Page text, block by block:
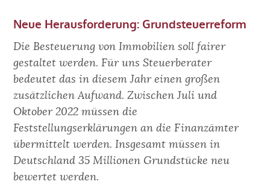
Neue Herausforderung: Grundsteuerreform
Die Besteuerung von Immobilien soll fairer
gestaltet werden. Für uns Steuerberater
bedeutet das in diesem Jahr einen großen
zusätzlichen Aufwand. Zwischen Juli und
Oktober 2022 müssen die
Feststellungserklärungen an die Finanzämter
übermittelt werden. Insgesamt müssen in
Deutschland 35 Millionen Grundstücke neu
bewertet werden.